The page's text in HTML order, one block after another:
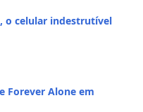
o celular indestrutível
Forever Alone em